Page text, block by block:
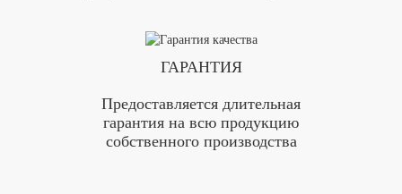
ГАРАНТИЯ
Предоставляется длительная
гарантия на всю продукцию
собственного производства